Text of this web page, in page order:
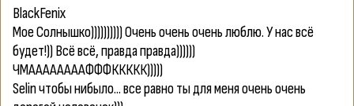
BlackFenix
Мое Солнышко)))))))))) Очень очень очень люблю. У нас всё
будет!)) Всё всё, правда правда))))))
ЧМААААААААФФФККККК)))))
Selinчтобы нибыло... все равно ты для меня очень очень